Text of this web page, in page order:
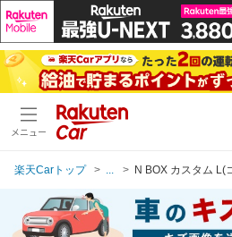
メニュー
楽天Carトップ N BOX カスタム L(